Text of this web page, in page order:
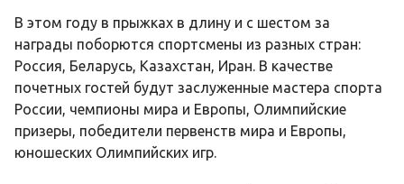
В этом году в прыжках в длину и с шестом за
награды поборются спортсмены из разных стран:
Россия, Беларусь, Казахстан, Иран. В качестве
почетных гостей будут заслуженные мастера спорта
России, чемпионы мира и Европы, Олимпийские
призеры, победители первенств мира и Европы,
юношеских Олимпийских игр.